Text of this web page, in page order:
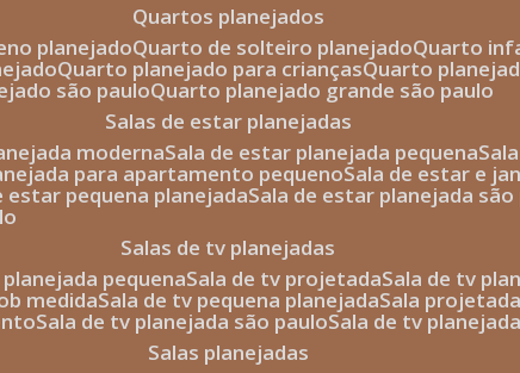
quartos planejados
planejado quarto de solteiro planejado quarto
quarto planejado para crianças quarto
são paulo
quarto planejado grande são paulo
salas de estar planejadas
moderna sala de estar planejada pequena
para apartamento pequeno sala de estar e
estar pequena planejada sala de estar planejada
salas de tv planejadas
planejada pequena sala de tv projetada sala de tv
medida sala de tv pequena planejada sala
sala de tv planejada são paulo sala de tv
salas planejadas